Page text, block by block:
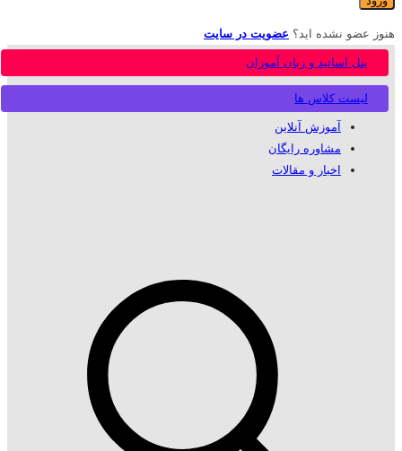
هنوز عضو نشده اید؟ عضویت در سایت
لیست کلاس ها
پنل اساتید و زبان آموزان
آموزش آنلاین
مشاوره رایگان
اخبار و مقالات